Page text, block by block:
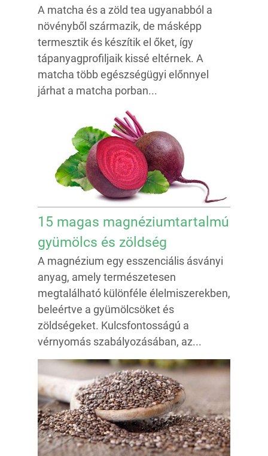
A matcha és a zöld tea ugyanabból a
növényből származik, de másképp
termesztik és készítik el őket, így
tápanyagprofiljaik kissé eltérnek. A
matcha több egészségügyi előnnyel
járhat a matcha porban...
15 magas magnéziumtartalmú
gyümölcs és zöldség
A magnézium egy esszenciális ásványi
anyag, amely természetesen
megtalálható különféle élelmiszerekben,
beleértve a gyümölcsöket és
zöldségeket. Kulcsfontosságú a
vérnyomás szabályozásában, az...